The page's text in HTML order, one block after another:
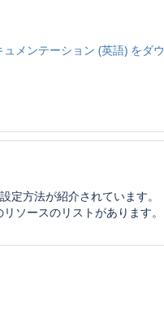
メンテーション (英語) をダウ
定方法が紹介されています。
ソースのリストがあります。